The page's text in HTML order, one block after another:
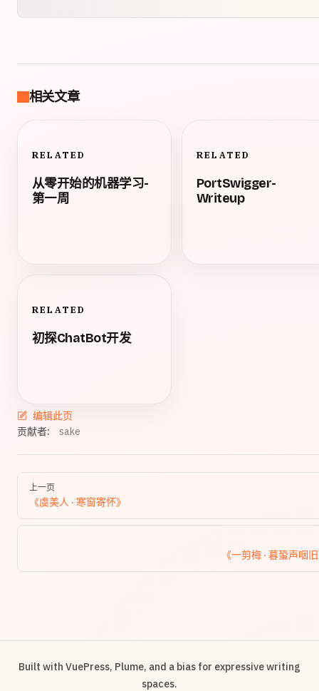
相关文章
RELATED
从零开始的机器学习-
第一周
RELATED
PortSwigger-
Writeup
RELATED
初探ChatBot开发
编辑此页
贡献者:
sake
上一页
《虞美人 · 寒窗寄怀》
《一剪梅 · 暮蛩声咽
Built with VuePress, Plume, and a bias for expressive writing
spaces.